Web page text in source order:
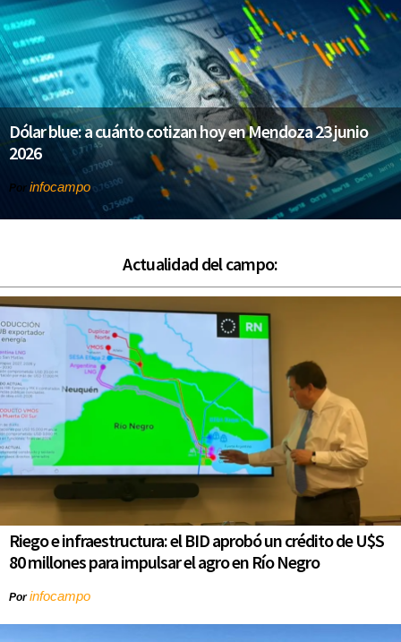
Dólar blue: a cuánto cotizan hoy en Mendoza 23 junio
2026
Por infocampo
Actualidad del campo:
Riego e infraestructura: el BID aprobó un crédito de U$S
80 millones para impulsar el agro en Río Negro
Porinfocampo